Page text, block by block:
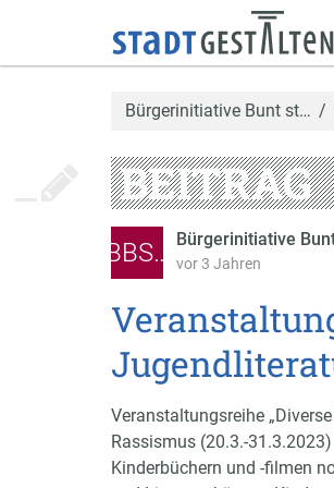
Bürgerinitiative Bunt st…
BEITRAG
BBS… Bürgerinitiative
vor 3 Jahren
Veranstaltungsreihe
Rassismus (20.3.-
Kinderbüchern und -filmen